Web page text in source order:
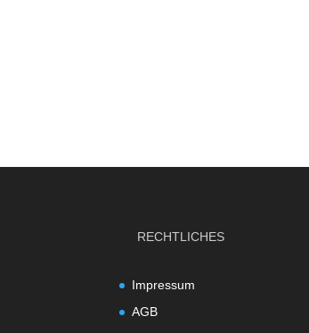
RECHTLICHES
Impressum
AGB